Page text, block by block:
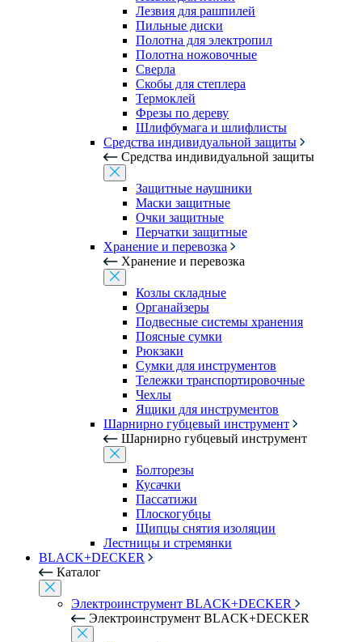
Лезвия для рашпилей
Пильные диски
Полотна для электропил
Полотна ножовочные
Сверла
Скобы для степлера
Термоклей
Фрезы по дереву
Шлифбумага и шлифлисты
Средства индивидуальной защиты
Средства индивидуальной защиты
Защитные наушники
Маски защитные
Очки защитные
Перчатки защитные
Хранение и перевозка
Хранение и перевозка
Козлы складные
Органайзеры
Подвесные системы хранения
Поясные сумки
Рюкзаки
Сумки для инструментов
Тележки транспортировочные
Чехлы
Ящики для инструментов
Шарнирно губцевый инструмент
Шарнирно губцевый инструмент
Болторезы
Кусачки
Пассатижи
Плоскогубцы
Щипцы снятия изоляции
Лестницы и стремянки
BLACK+DECKER
Каталог
Электроинструмент BLACK+DECKER
Электроинструмент BLACK+DECKER